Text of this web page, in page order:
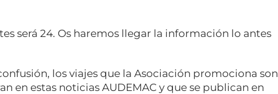
será 24. Os haremos llegar la información lo antes
los viajes que la Asociación promociona son
en estas noticias AUDEMAC y que se publican en